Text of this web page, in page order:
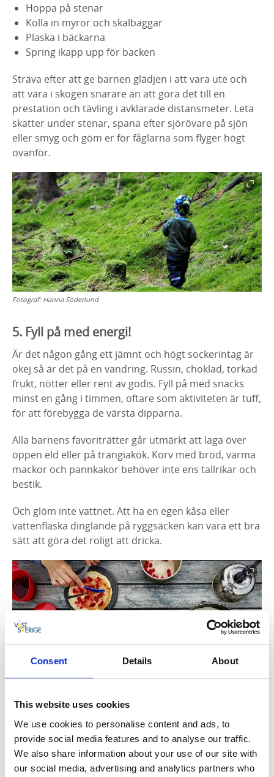
Consent Details About
This website uses cookies
We use cookies to personalise content and ads, to
provide social media features and to analyse our traffic.
We also share information about your use of our site with
our social media, advertising and analytics partners who
Hoppa på stenar
Kolla in myror och skalbaggar
Plaska i bäckarna
Spring ikapp upp för backen
Sträva efter att ge barnen glädjen i att vara ute och
att vara i skogen snarare än att göra det till en
prestation och tävling i avklarade distansmeter. Leta
skatter under stenar, spana efter sjörövare på sjön
eller smyg och göm er för fåglarna som flyger högt
ovanför.
Fotograf: Hanna Söderlund
5. Fyll på med energi!
Är det någon gång ett jämnt och högt sockerintag är
okej så är det på en vandring. Russin, choklad, torkad
frukt, nötter eller rent av godis. Fyll på med snacks
minst en gång i timmen, oftare som aktiviteten är tuff,
för att förebygga de värsta dipparna.
Alla barnens favoriträtter går utmärkt att laga över
öppen eld eller på trangiakök. Korv med bröd, varma
mackor och pannkakor behöver inte ens tallrikar och
bestik.
Och glöm inte vattnet. Att ha en egen kåsa eller
vattenflaska dinglande på ryggsäcken kan vara ett bra
sätt att göra det roligt att dricka.
Med rätt förberedelse, påhittighet och mycket
godsaker, får ni en härlig vandring tillsammans. Kom
ihåg att även den kortaste turen kan bli stor i minnet,
och denna kanske blir den första av många.